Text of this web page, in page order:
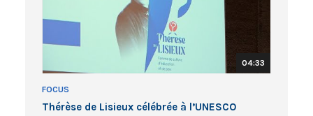
04:33
FOCUS
Thérèse de Lisieux célébrée à l’UNESCO